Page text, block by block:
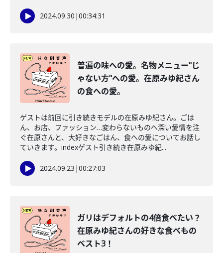
2024.09.30 |00:34:31
普遍の味への愛。名物メニュー"じ
ゃない方"への愛。在原みゆ紀さん
の食への愛。
ゲストは前回に引き続きモデルの在原みゆ紀さん。ごは
ん、お店、ファッション…変わらないものへ深い愛情を注
ぐ在原さんと、大好きなごはん、食への愛についてお話し
ていきます。indexゲスト引き続き在原みゆ紀...
2024.09.23 |00:27:03
ガリはデフォルトの4倍食べたい？
在原みゆ紀さんの好きな食べもの
ベスト3！